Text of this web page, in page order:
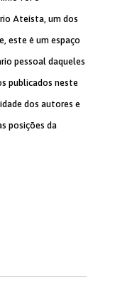
Ateísta, um dos
este é um espaço
pessoal daqueles
publicados neste
dos autores e
posições da